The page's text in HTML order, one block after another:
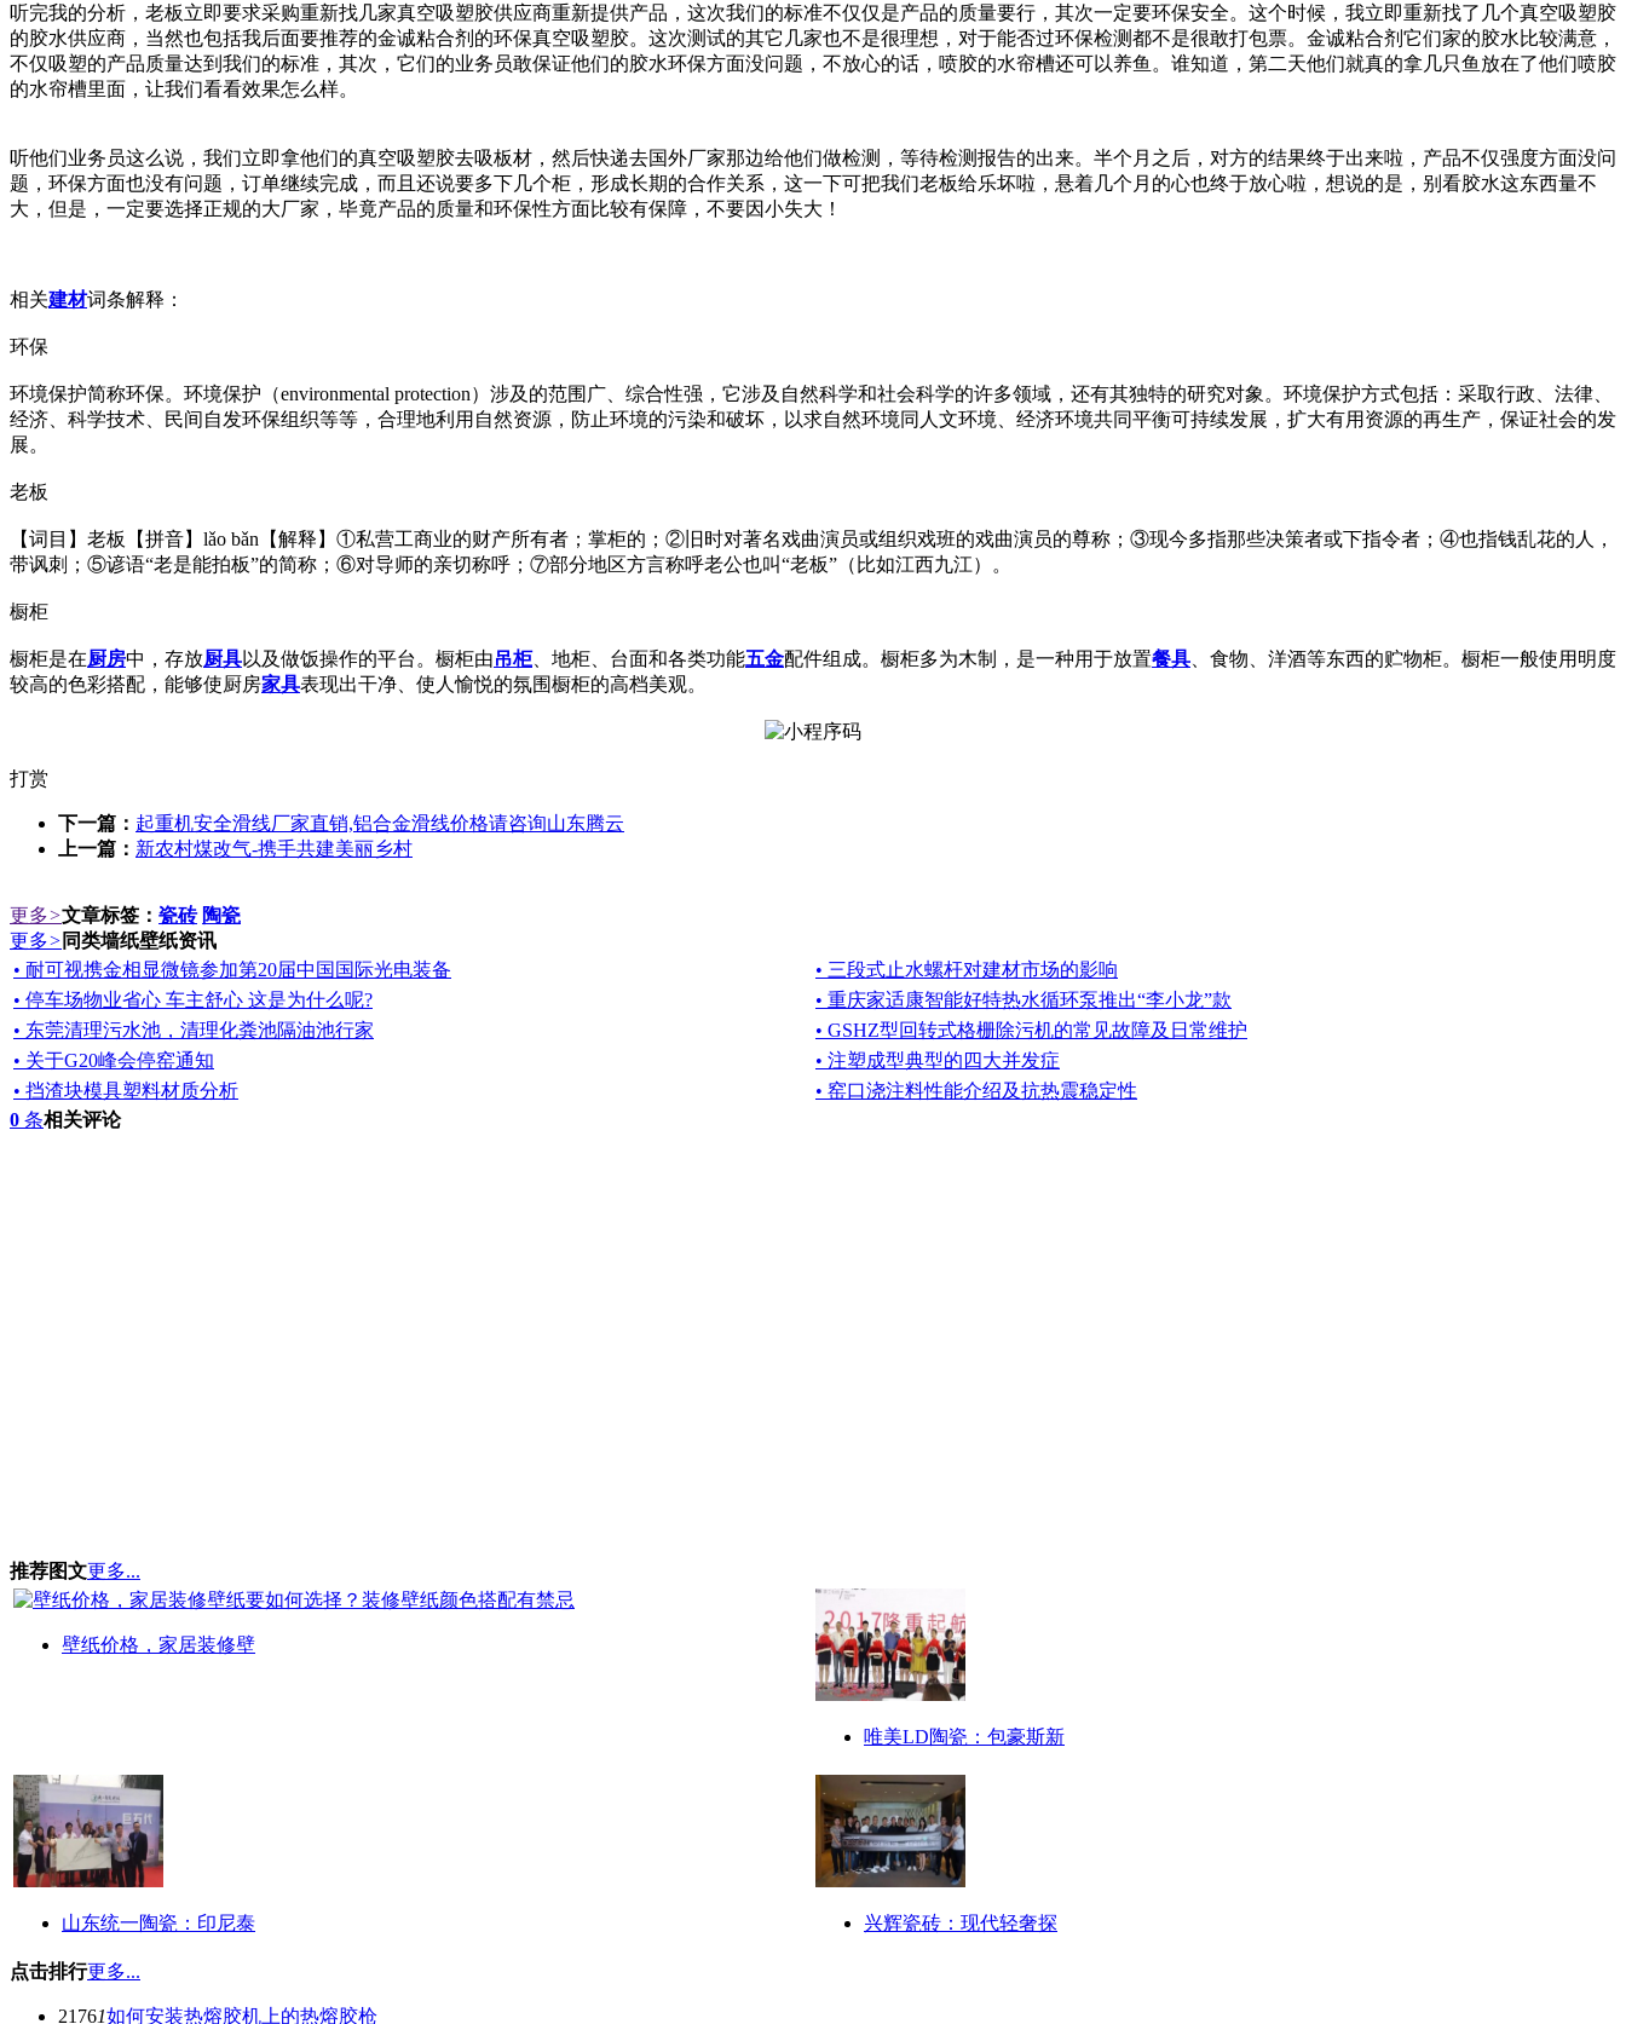
听完我的分析，老板立即要求采购重新找几家真空吸塑胶供应商重新提供产品，这次我们的标准不仅仅是产品的质量要行，其次一定要环保安全。这个时候，我立即重新找了几个真空吸塑胶
的胶水供应商，当然也包括我后面要推荐的金诚粘合剂的环保真空吸塑胶。这次测试的其它几家也不是很理想，对于能否过环保检测都不是很敢打包票。金诚粘合剂它们家的胶水比较满意，
不仅吸塑的产品质量达到我们的标准，其次，它们的业务员敢保证他们的胶水环保方面没问题，不放心的话，喷胶的水帘槽还可以养鱼。谁知道，第二天他们就真的拿几只鱼放在了他们喷胶
的水帘槽里面，让我们看看效果怎么样。
听他们业务员这么说，我们立即拿他们的真空吸塑胶去吸板材，然后快递去国外厂家那边给他们做检测，等待检测报告的出来。半个月之后，对方的结果终于出来啦，产品不仅强度方面没问
题，环保方面也没有问题，订单继续完成，而且还说要多下几个柜，形成长期的合作关系，这一下可把我们老板给乐坏啦，悬着几个月的心也终于放心啦，想说的是，别看胶水这东西量不
大，但是，一定要选择正规的大厂家，毕竟产品的质量和环保性方面比较有保障，不要因小失大！
相关建材词条解释：
环保
环境保护简称环保。环境保护（environmental protection）涉及的范围广、综合性强，它涉及自然科学和社会科学的许多领域，还有其独特的研究对象。环境保护方式包括：采取行政、法律、
经济、科学技术、民间自发环保组织等等，合理地利用自然资源，防止环境的污染和破坏，以求自然环境同人文环境、经济环境共同平衡可持续发展，扩大有用资源的再生产，保证社会的发
展。
老板
【词目】老板【拼音】lǎo bǎn【解释】①私营工商业的财产所有者；掌柜的；②旧时对著名戏曲演员或组织戏班的戏曲演员的尊称；③现今多指那些决策者或下指令者；④也指钱乱花的人，
带讽刺；⑤谚语“老是能拍板”的简称；⑥对导师的亲切称呼；⑦部分地区方言称呼老公也叫“老板”（比如江西九江）。
橱柜
橱柜是在厨房中，存放厨具以及做饭操作的平台。橱柜由吊柜、地柜、台面和各类功能五金配件组成。橱柜多为木制，是一种用于放置餐具 、食物、洋酒等东西的贮物柜。橱柜一般使用明度
较高的色彩搭配，能够使厨房家具表现出干净、使人愉悦的氛围橱柜的高档美观。
打赏
下一篇： 起重机安全滑线厂家直销,铝合金滑线价格请咨询山东腾云
上一篇： 新农村煤改气-携手共建美丽乡村
更多>文章标签： 瓷砖 陶瓷
更多> 同类墙纸壁纸资讯
• 耐可视携金相显微镜参加第20届中国国际光电装备
• 三段式止水螺杆对建材市场的影响
• 停车场物业省心 车主舒心 这是为什么呢?
• 重庆家适康智能好特热水循环泵推出“李小龙”款
• 东莞清理污水池，清理化粪池隔油池行家
• GSHZ型回转式格栅除污机的常见故障及日常维护
• 关于G20峰会停窑通知
• 注塑成型典型的四大并发症
• 挡渣块模具塑料材质分析
• 窑口浇注料性能介绍及抗热震稳定性
0 条相关评论
推荐图文更多...
壁纸价格，家居装修壁
唯美LD陶瓷：包豪斯新
山东统一陶瓷：印尼泰 兴辉瓷砖：现代轻奢探
点击排行更多...
21761如何安装热熔胶机上的热熔胶枪